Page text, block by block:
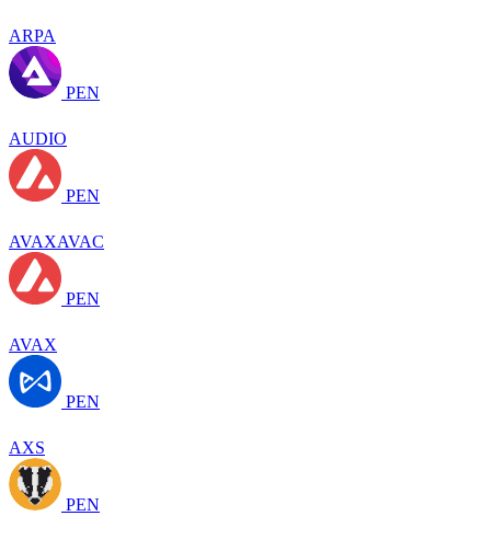
ARPA
PEN
AUDIO
PEN
AVAXAVAC
PEN
AVAX
PEN
AXS
PEN